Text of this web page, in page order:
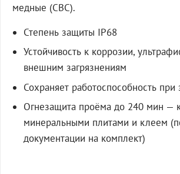
медные (СВС).
Степень защиты IP68
Устойчивость к коррозии,
внешним загрязнениям
Сохраняет работоспособность при
Огнезащита проёма до 240 мин —
минеральными плитами и клеем
документации на комплект)